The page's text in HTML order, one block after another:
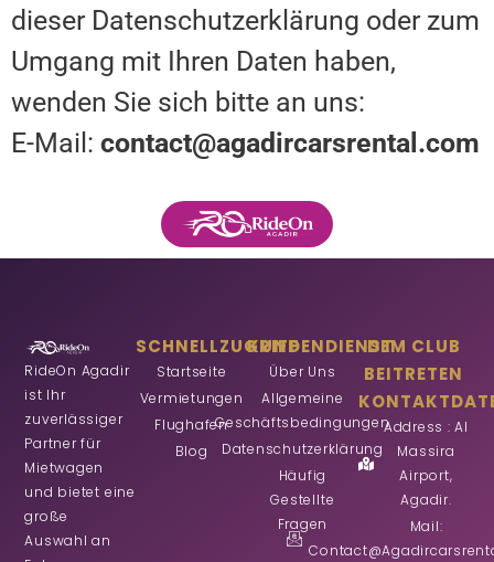
dieser Datenschutzerklärung oder zum
Umgang mit Ihren Daten haben,
wenden Sie sich bitte an uns:
E-Mail: contact@agadircarsrental.com
RideOn Agadir
ist Ihr
zuverlässiger
Partner für
Mietwagen
und bietet eine
große
Auswahl an
SCHNELLZUGRIFF
Startseite
Vermietungen
Flughafen
Blog
KUNDENDIENST
Über Uns
Allgemeine
Geschäftsbedingungen
Datenschutzerklärung
Häufig
Gestellte
Fragen
DEM CLUB
BEITRETEN
Address : Al
Massira
Airport,
Agadir.
Mail: